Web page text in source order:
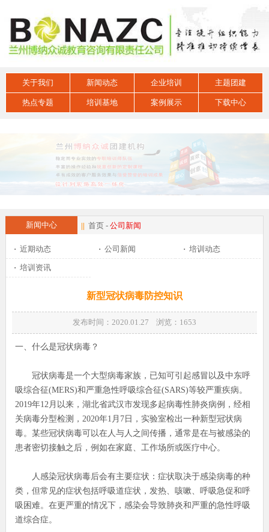
关于我们 新闻动态 企业培训 主题团建
热点专题 培训基地 案例展示 下载中心
新闻中心 || 首页- 公司新闻
· 近期动态 · 公司新闻 · 培训动态
· 培训资讯
新型冠状病毒防控知识
发布时间：2020.01.27 浏览： 1653
一、什么是冠状病毒？
冠状病毒是一个大型病毒家族，已知可引起感冒以及中东呼
吸综合征(MERS)和严重急性呼吸综合征(SARS)等较严重疾病。
2019年12月以来，湖北省武汉市发现多起病毒性肺炎病例，经相
关病毒分型检测，2020年1月7日，实验室检出一种新型冠状病
毒。某些冠状病毒可以在人与人之间传播，通常是在与被感染的
患者密切接触之后，例如在家庭、工作场所或医疗中心。
人感染冠状病毒后会有主要症状：症状取决于感染病毒的种
类，但常见的症状包括呼吸道症状，发热、咳嗽、呼吸急促和呼
吸困难。在更严重的情况下，感染会导致肺炎和严重的急性呼吸
道综合症。